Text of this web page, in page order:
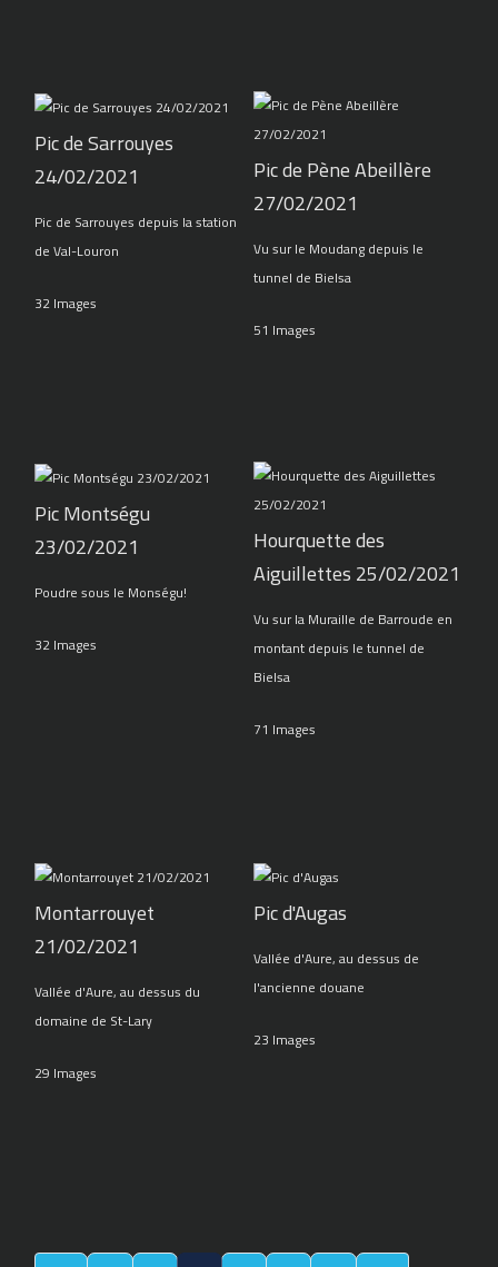
Pic de Sarrouyes
24/02/2021
Pic de Sarrouyes depuis la station
de Val-Louron
32 Images
Pic de Pène Abeillère
27/02/2021
Vu sur le Moudang depuis le
tunnel de Bielsa
51 Images
Pic Montségu
23/02/2021
Poudre sous le Monségu!
32 Images
Hourquette des
Aiguillettes 25/02/2021
Vu sur la Muraille de Barroude en
montant depuis le tunnel de
Bielsa
71 Images
Montarrouyet
21/02/2021
Vallée d'Aure, au dessus du
domaine de St-Lary
29 Images
Pic d'Augas
Vallée d'Aure, au dessus de
l'ancienne douane
23 Images